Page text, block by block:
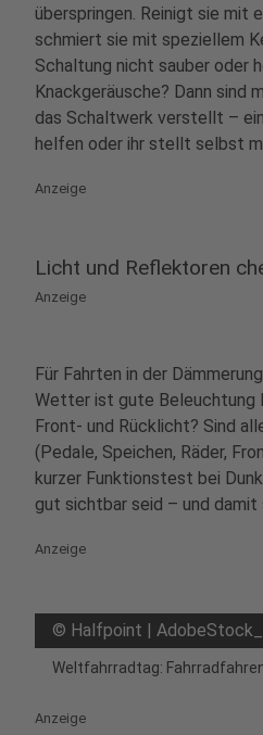
überspringen. Reinigt sie mit
schmiert sie mit speziellem
Schaltung nicht sauber oder
Knackgeräusche? Dann sind
das Schaltwerk verstellt –
helfen oder ihr stellt selbst
Anzeige
Licht und Reflektoren
Anzeige
Für Fahrten in der
Wetter ist gute Beleuchtung
Front- und Rücklicht? Sind
(Pedale, Speichen, Räder,
kurzer Funktionstest bei
gut sichtbar seid – und damit
Anzeige
© Halfpoint |
Weltfahrradtag:
Anzeige